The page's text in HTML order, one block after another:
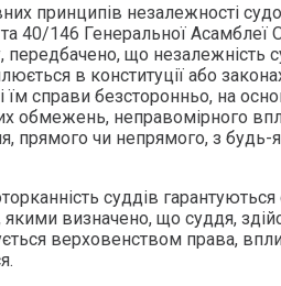
принципів незалежності
40/146 Генеральної Асамблеї
передбачено, що незалежність
в конституції або
справи безсторонньо, на
обмежень, неправомірного
прямого чи непрямого, з будь-
суддів
якими визначено, що суддя,
верховенством права,